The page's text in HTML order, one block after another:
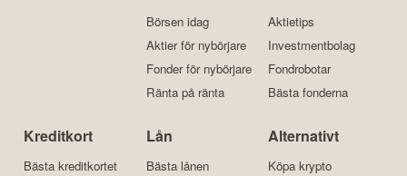
Börsen idag
Aktier för nybörjare
Fonder för nybörjare
Ränta på ränta
Aktietips
Investmentbolag
Fondrobotar
Bästa fonderna
Kreditkort
Bästa kreditkortet
Lån
Bästa lånen
Alternativt
Köpa krypto